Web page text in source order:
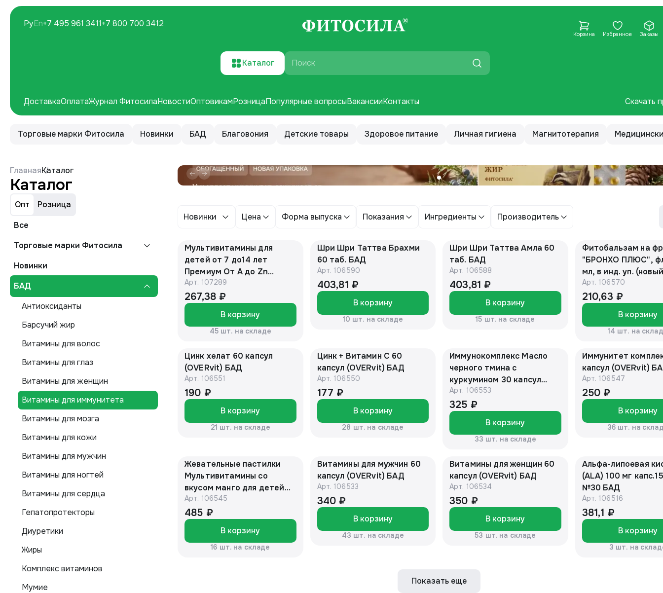
Корзина Избранное Заказы
Скачать
ДоставкаОплатаЖурнал ФитосилаНовостиОптовикамРозницаПопулярные вопросыВакансииКонтакты
РуEn+7 495 961 3411+7 800 700 3412
Каталог Поиск
Торговые марки Фитосила Новинки БАД Благовония Детские товары Здоровое питание Личная гигиена Магнитотерапия
ГлавнаяКаталог
Каталог
Опт
Розница
Все
Торговые марки Фитосила
Новинки
БАД
Антиоксиданты
Барсучий жир
Витамины для волос
Витамины для глаз
Витамины для женщин
Витамины для иммунитета
Витамины для мозга
Витамины для кожи
Витамины для мужчин
Витамины для ногтей
Витамины для сердца
Гепатопротекторы
Диуретики
Жиры
Комплекс витаминов
Мумие
Новинки Цена Форма выпуска Показания Ингредиенты Производитель
Мультивитамины для
детей от 7 до14 лет
Премиум От А до Zn
ВИТАМИР жев.таб. №36
БАД
Арт. 107289
267,38 ₽
В корзину
45 шт. на складе
Шри Шри Таттва Брахми
60 таб. БАД
Арт. 106590
403,81 ₽
В корзину
10 шт. на складе
Шри Шри Таттва Амла 60
таб. БАД
Арт. 106588
403,81 ₽
В корзину
15 шт. на складе
Фитобальзам на
"БРОНХО ПЛЮС",
мл, в инд. уп. (новый
дизайн)
нектар БАД
Арт. 106570
210,63 ₽
В корзину
14 шт. на
Цинк хелат 60 капсул
(OVERvit) БАД
Арт. 106551
190 ₽
В корзину
21 шт. на складе
Цинк + Витамин С 60
капсул (OVERvit) БАД
Арт. 106550
177 ₽
В корзину
28 шт. на складе
Иммунокомплекс Масло
черного тмина с
куркумином 30 капсул
(OVERvit) БАД
Арт. 106553
325 ₽
В корзину
33 шт. на складе
Иммунитет комплекс
капсул (OVERvit)
Арт. 106547
250 ₽
В корзину
36 шт. на
Жевательные пастилки
Мультивитамины со
вкусом манго для детей
60 штук (OVERVit) БАД
Арт. 106545
485 ₽
В корзину
16 шт. на складе
Витамины для мужчин 60
капсул (OVERvit) БАД
Арт. 106533
340 ₽
В корзину
43 шт. на складе
Витамины для женщин 60
капсул (OVERvit) БАД
Арт. 106534
350 ₽
В корзину
53 шт. на складе
Альфа-липоевая
(ALA) 100 мг
№30 БАД
Арт. 106516
381,1 ₽
В корзину
3 шт. на
Показать еще